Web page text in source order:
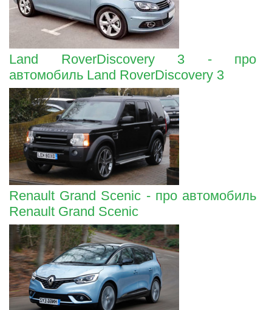
Land RoverDiscovery 3 - про
автомобиль Land RoverDiscovery 3
Renault Grand Scenic - про автомобиль
Renault Grand Scenic